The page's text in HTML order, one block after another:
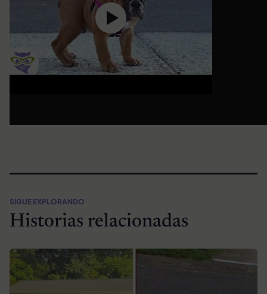
SIGUE EXPLORANDO
Historias relacionadas